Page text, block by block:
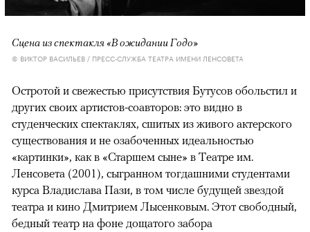
Сцена из спектакля «В ожидании Годо»
© ВИКТОР ВАСИЛЬЕВ / ПРЕСС-СЛУЖБА ТЕАТРА ИМЕНИ ЛЕНСОВЕТА
Остротой и свежестью присутствия Бутусов обольстил и
других своих артистов-соавторов: это видно в
студенческих спектаклях, сшитых из живого актерского
существования и не озабоченных идеальностью
«картинки», как в «Старшем сыне» в Театре им.
Ленсовета (2001), сыгранном тогдашними студентами
курса Владислава Пази, в том числе будущей звездой
театра и кино Дмитрием Лысенковым. Этот свободный,
бедный театр на фоне дощатого забора